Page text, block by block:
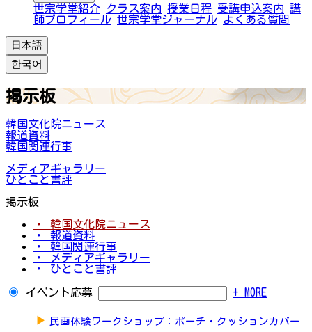
世宗学堂紹介 クラス案内 授業日程 受講申込案内 講
師プロフィール 世宗学堂ジャーナル よくある質問
日本語
한국어
掲示板
韓国文化院ニュース
報道資料
韓国関連行事
メディアギャラリー
ひとこと書評
掲示板
・ 韓国文化院ニュース
・ 報道資料
・ 韓国関連行事
・ メディアギャラリー
・ ひとこと書評
イベント応募 + MORE
▶ 民画体験ワークショップ：ポーチ・クッションカバー